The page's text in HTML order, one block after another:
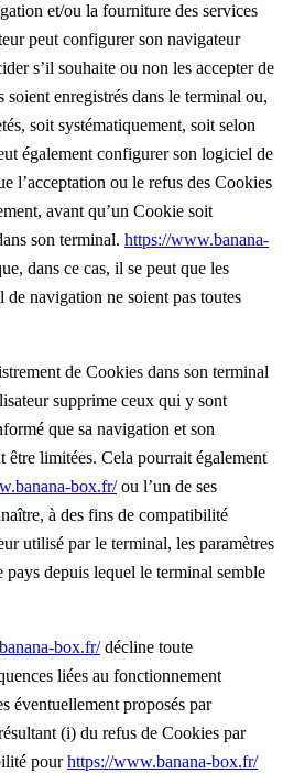
et/ou la fourniture des services
peut configurer son navigateur
s’il souhaite ou non les accepter de
soient enregistrés dans le terminal ou,
soit systématiquement, soit selon
également configurer son logiciel de
l’acceptation ou le refus des Cookies
avant qu’un Cookie soit
son terminal. https://www.banana-
dans ce cas, il se peut que les
navigation ne soient pas toutes
de Cookies dans son terminal
supprime ceux qui y sont
que sa navigation et son
être limitées. Cela pourrait également
box.fr/ou l’un de ses
à des fins de compatibilité
utilisé par le terminal, les paramètres
pays depuis lequel le terminal semble
box.fr/décline toute
liées au fonctionnement
éventuellement proposés par
(i) du refus de Cookies par
pourhttps://www.banana-box.fr/